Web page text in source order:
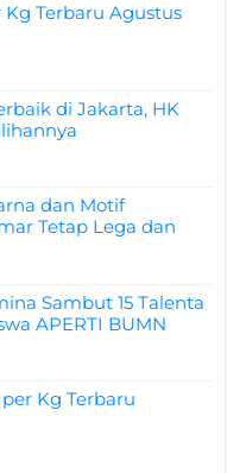
Terbaru Agustus
di Jakarta, HK
dan Motif
Tetap Lega dan
Sambut 15 Talenta
APERTI BUMN
Kg Terbaru